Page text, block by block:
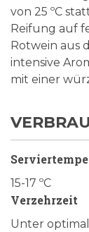
von 25 ºC
Reifung auf
Rotwein aus
intensive
mit einer
15-17 ºC
Verzehrzeit
Unter